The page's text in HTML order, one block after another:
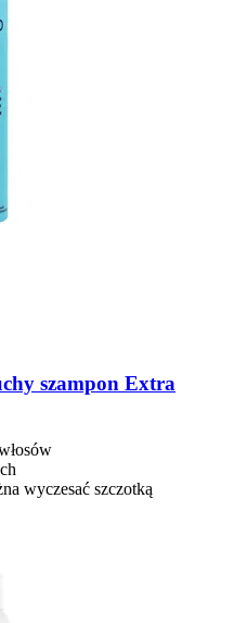
szampon Extra
wyczesać szczotką